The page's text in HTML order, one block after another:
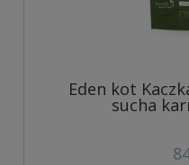
Eden kot
sucha